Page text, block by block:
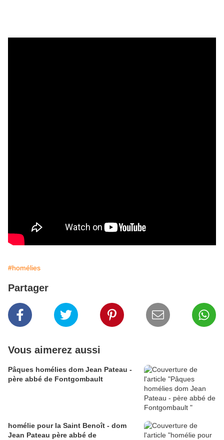
#homélies
Partager
Vous aimerez aussi
Pâques homélies dom Jean Pateau -
père abbé de Fontgombault
homélie pour la Saint Benoît - dom
Jean Pateau père abbé de